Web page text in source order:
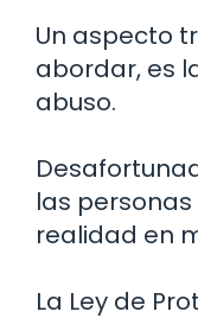
Un aspecto
abordar, es
abuso.
las
realidad en
La Ley de